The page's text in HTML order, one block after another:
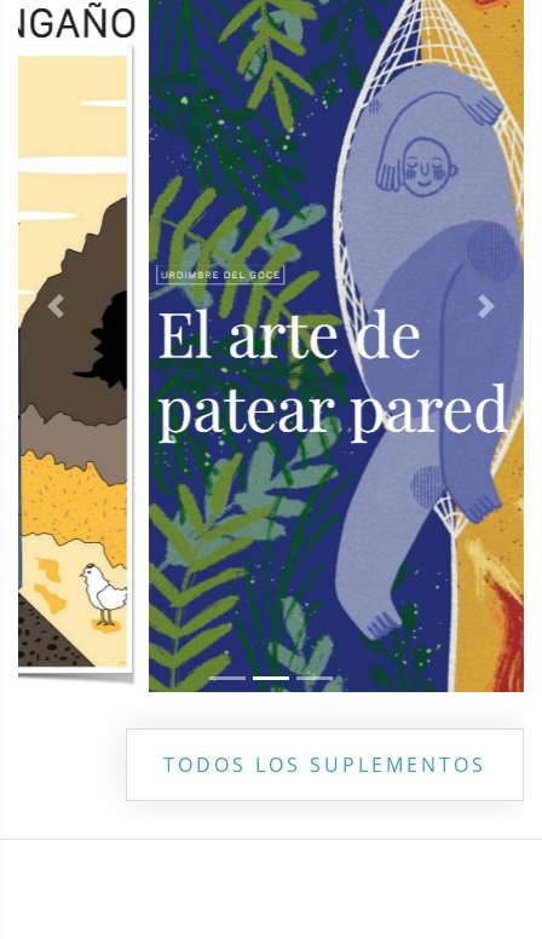
Previous Next
TODOS LOS SUPLEMENTOS